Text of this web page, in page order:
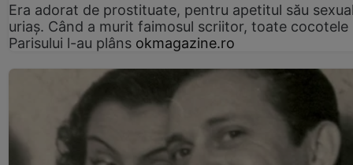
Era adorat de prostituate, pentru apetitul său
uriaș. Când a murit faimosul scriitor, toate cocotele
Parisului l-au plâns okmagazine.ro